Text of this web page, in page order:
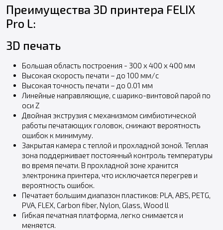
Преимущества 3D принтера FELIX
Pro L:
3D печать
Большая область построения - 300 x 400 x 400 мм
Высокая скорость печати – до 100 мм/с
Высокая точность печати – до 0.01 мм
Линейные направляющие, с шарико-винтовой парой по
оси Z
Двойная экструзия с механизмом симбиотической
работы печатающих головок, снижают вероятность
ошибок к минимуму.
Закрытая камера с теплой и прохладной зоной. Теплая
зона поддерживает постоянный контроль температуры
во время печати. В прохладной зоне хранится
электроника принтера, что исключается перегрев и
вероятность ошибок.
Печатает большим диапазон пластиков: PLA, ABS, PETG,
PVA, FLEX, Carbon fiber, Nylon, Glass, Wood ll
Гибкая печатная платформа, легко снимается и
меняется.